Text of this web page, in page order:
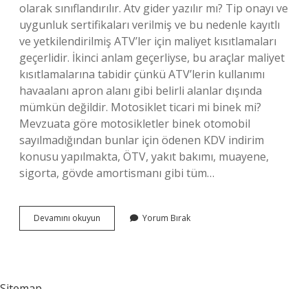
olarak sınıflandırılır. Atv gider yazılır mı? Tip onayı ve
uygunluk sertifikaları verilmiş ve bu nedenle kayıtlı
ve yetkilendirilmiş ATV’ler için maliyet kısıtlamaları
geçerlidir. İkinci anlam geçerliyse, bu araçlar maliyet
kısıtlamalarına tabidir çünkü ATV’lerin kullanımı
havaalanı apron alanı gibi belirli alanlar dışında
mümkün değildir. Motosiklet ticari mi binek mi?
Mevzuata göre motosikletler binek otomobil
sayılmadığından bunlar için ödenen KDV indirim
konusu yapılmakta, ÖTV, yakıt bakımı, muayene,
sigorta, gövde amortismanı gibi tüm…
Devamını okuyun
Binek
Yorum Bırak